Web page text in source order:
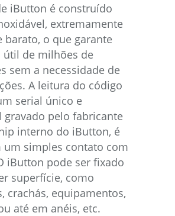
iButton é construído
extremamente
barato, o que garante
útil de milhões de
sem a necessidade de
A leitura do código
serial único e
gravado pelo fabricante
interno do iButton, é
um simples contato com
iButton pode ser fixado
superfície, como
crachás, equipamentos,
até em anéis, etc.